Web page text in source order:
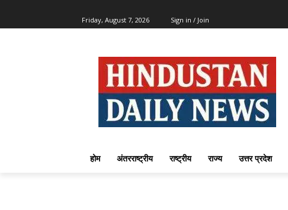
Friday, August 7, 2026 Sign in / Join
होम अंतरराष्ट्रीय राष्ट्रीय राज्य उत्तर प्रदेश